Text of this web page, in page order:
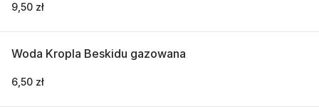
9,50 zł
Woda Kropla Beskidu gazowana
6,50 zł